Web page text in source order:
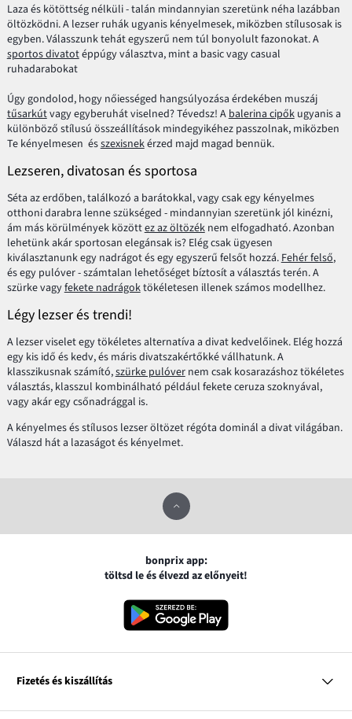
Laza és kötöttség nélküli - talán mindannyian szeretünk néha lazábban
öltözködni. A lezser ruhák ugyanis kényelmesek, miközben stílusosak is
egyben. Válasszunk tehát egyszerű nem túl bonyolult fazonokat. A
sportos divatotéppúgy választva, mint a basic vagy casual
ruhadarabokat
Úgy gondolod, hogy nőiességed hangsúlyozása érdekében muszáj
tűsarkútvagy egyberuhát viselned? Tévedsz! A balerina cipőkugyanis a
különböző stílusú összeállítások mindegyikéhez passzolnak, miközben
Te kényelmesen ésszexisnekérzed majd magad bennük.
Lezseren, divatosan és sportosa
Séta az erdőben, találkozó a barátokkal, vagy csak egy kényelmes
otthoni darabra lenne szükséged - mindannyian szeretünk jól kinézni,
ám más körülmények közöttez az öltözéknem elfogadható. Azonban
lehetünk akár sportosan elegánsak is? Elég csak ügyesen
kiválasztanunk egy nadrágot és egy egyszerű felsőt hozzá. Fehér felső,
és egy pulóver - számtalan lehetőséget bíztosít a választás terén. A
szürke vagyfekete nadrágoktökéletesen illenek számos modellhez.
Légy lezser és trendi!
A lezser viselet egy tökéletes alternatíva a divat kedvelőinek. Elég hozzá
egy kis idő és kedv, és máris divatszakértőkké vállhatunk. A
klasszikusnak számító,szürke pulóvernem csak kosarazáshoz tökéletes
választás, klasszul kombinálható például fekete ceruza szoknyával,
vagy akár egy csőnadrággal is.
A kényelmes és stílusos lezser öltözet régóta dominál a divat világában.
Válaszd hát a lazaságot és kényelmet.
bonprix app:
töltsd le és élvezd az előnyeit!
Fizetés és kiszállítás